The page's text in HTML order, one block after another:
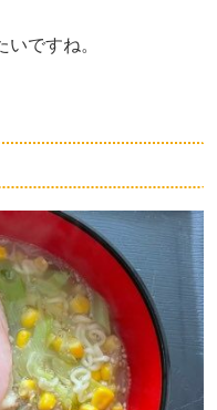
ですね。